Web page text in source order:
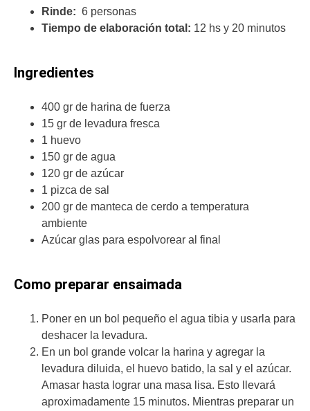
Rinde: 6 personas
Tiempo de elaboración total: 12 hs y 20 minutos
Ingredientes
400 gr de harina de fuerza
15 gr de levadura fresca
1 huevo
150 gr de agua
120 gr de azúcar
1 pizca de sal
200 gr de manteca de cerdo a temperatura
ambiente
Azúcar glas para espolvorear al final
Como preparar ensaimada
Poner en un bol pequeño el agua tibia y usarla para
deshacer la levadura.
En un bol grande volcar la harina y agregar la
levadura diluida, el huevo batido, la sal y el azúcar.
Amasar hasta lograr una masa lisa. Esto llevará
aproximadamente 15 minutos. Mientras preparar un